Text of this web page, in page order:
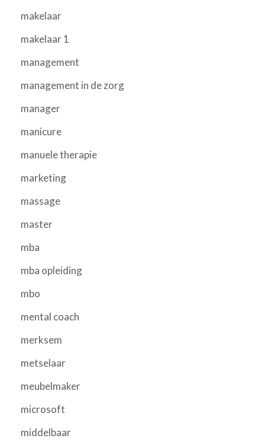
makelaar
makelaar 1
management
management in de zorg
manager
manicure
manuele therapie
marketing
massage
master
mba
mba opleiding
mbo
mental coach
merksem
metselaar
meubelmaker
microsoft
middelbaar